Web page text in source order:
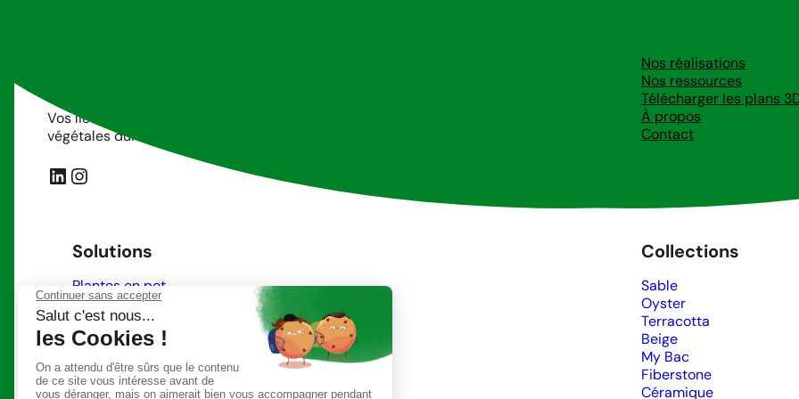
Vos lieux, notre terrain de jeu. Tanaman conçoit des créations
végétales durables pour les espaces professionnels.
LinkedIn
Instagram
Nos réalisations
Nos ressources
Télécharger les plans
À propos
Contact
Solutions
Plantes en pot
Séparations végétales
Végétation intégrée sur mesure
Habillage végétal pour murs et plafonds
Plantes et végétaux extérieurs
Collections
Sable
Oyster
Terracotta
Beige
My Bac
Fiberstone
Céramique